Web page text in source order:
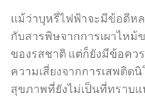
แม้ว่าบุหรี่ไฟฟ้าจะมีข้อดีห
กับสารพิษจากการเผาไห
ของรสชาติ แต่ก็ยังมีข้อคว
ความเสี่ยงจากการเสพติด
สุขภาพที่ยังไม่เป็นที่ทราบ